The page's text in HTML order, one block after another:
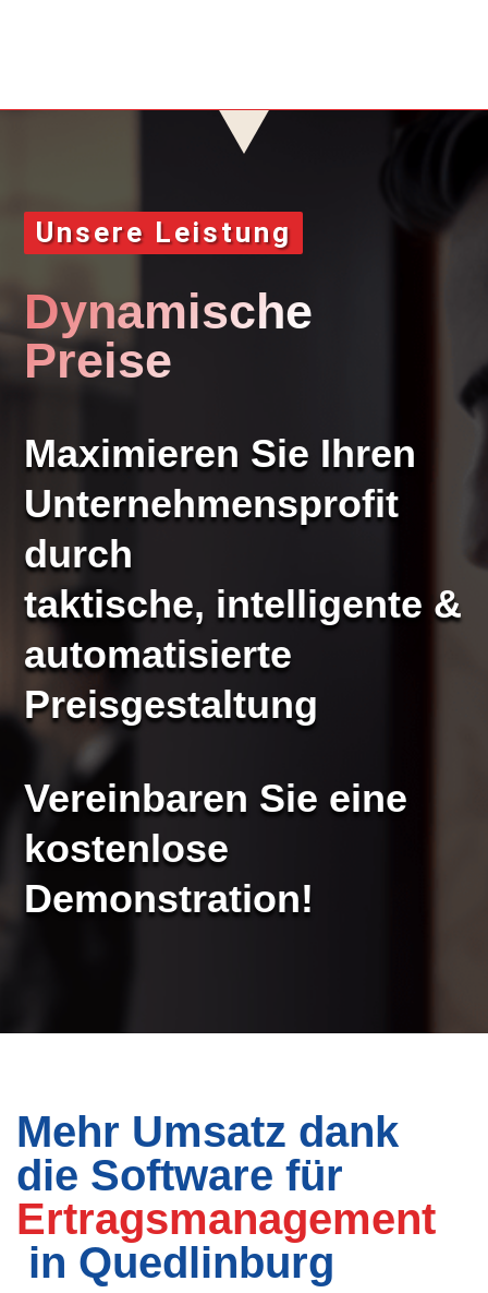
Unsere Leistung
Dynamische
Preise
Maximieren Sie Ihren
Unternehmensprofit
durch
taktische, intelligente &
automatisierte
Preisgestaltung
Vereinbaren Sie eine
kostenlose
Demonstration!
Mehr Umsatz dank
die Software für
Ertragsmanagement
in Quedlinburg